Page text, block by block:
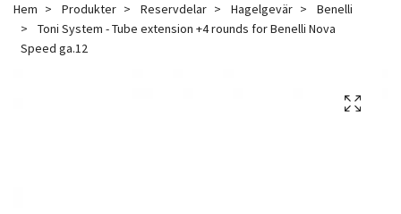
Hem Produkter Reservdelar Hagelgevär
Benelli
Toni System - Tube extension +4 rounds for Benelli Nova
Speed ga.12